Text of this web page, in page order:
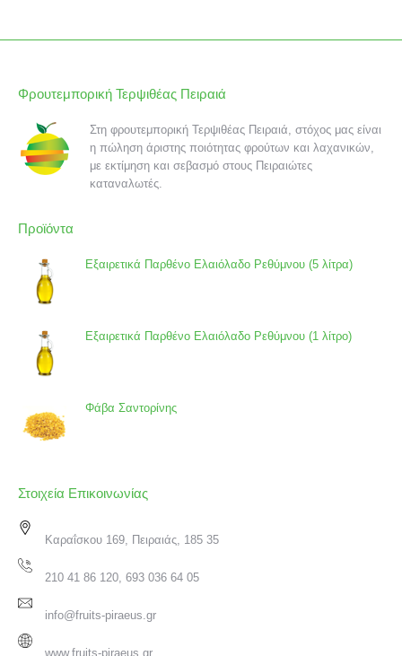
Φρουτεμπορική Τερψιθέας Πειραιά
Στη φρουτεμπορική Τερψιθέας Πειραιά, στόχος μας είναι
η πώληση άριστης ποιότητας φρούτων και λαχανικών,
με εκτίμηση και σεβασμό στους Πειραιώτες
καταναλωτές.
Προϊόντα
Εξαιρετικά Παρθένο Ελαιόλαδο Ρεθύμνου (5 λίτρα)
Εξαιρετικά Παρθένο Ελαιόλαδο Ρεθύμνου (1 λίτρο)
Φάβα Σαντορίνης
Στοιχεία Επικοινωνίας
Καραΐσκου 169, Πειραιάς, 185 35
210 41 86 120, 693 036 64 05
info@fruits-piraeus.gr
www.fruits-piraeus.gr